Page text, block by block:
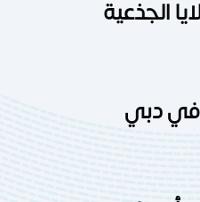
الجذعية
في دبي